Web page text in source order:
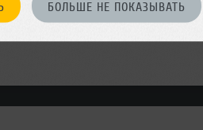
БОЛЬШЕ НЕ ПОКАЗЫВАТЬ